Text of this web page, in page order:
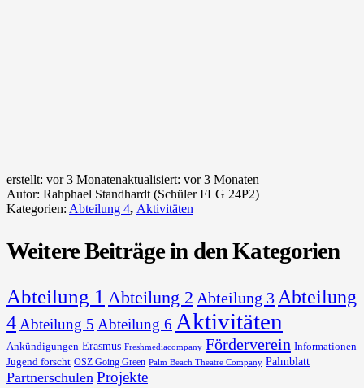
erstellt: vor 3 Monatenaktualisiert: vor 3 Monaten
Autor: Rahphael Standhardt (Schüler FLG 24P2)
Kategorien: Abteilung 4, Aktivitäten
Weitere Beiträge in den Kategorien
Abteilung 1 Abteilung 2 Abteilung 3 Abteilung
4 Abteilung 5 Abteilung 6 Aktivitäten
Ankündigungen Erasmus Freshmediacompany Förderverein Informationen
Jugend forscht OSZ Going Green Palm Beach Theatre Company Palmblatt
Partnerschulen Projekte